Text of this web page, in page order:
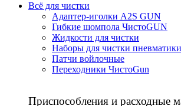
Всё для чистки
Адаптер-иголки A2S GUN
Гибкие шомпола ЧистоGUN
Жидкости для чистки
Наборы для чистки пневматики
Патчи войлочные
Переходники ЧистоGun
Приспособления и расходные